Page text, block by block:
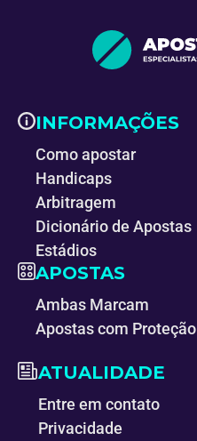
INFORMAÇÕES
Como apostar
Handicaps
Arbitragem
Dicionário de Apostas
Estádios
APOSTAS
Ambas Marcam
Apostas com Proteção
ATUALIDADE
Entre em contato
Privacidade